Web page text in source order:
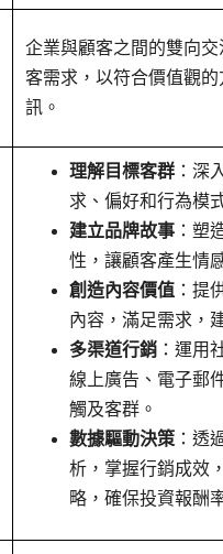
企業與顧客之間的雙向交
客需求，以符合價值觀的
訊。
理解目標客群 ：深
求、偏好和行為模
建立品牌故事 ：塑
性，讓顧客產生情
創造內容價值 ：提
內容，滿足需求，
多渠道行銷 ：運用
線上廣告、電子郵
觸及客群。
數據驅動決策 ：透
析，掌握行銷成效
略，確保投資報酬